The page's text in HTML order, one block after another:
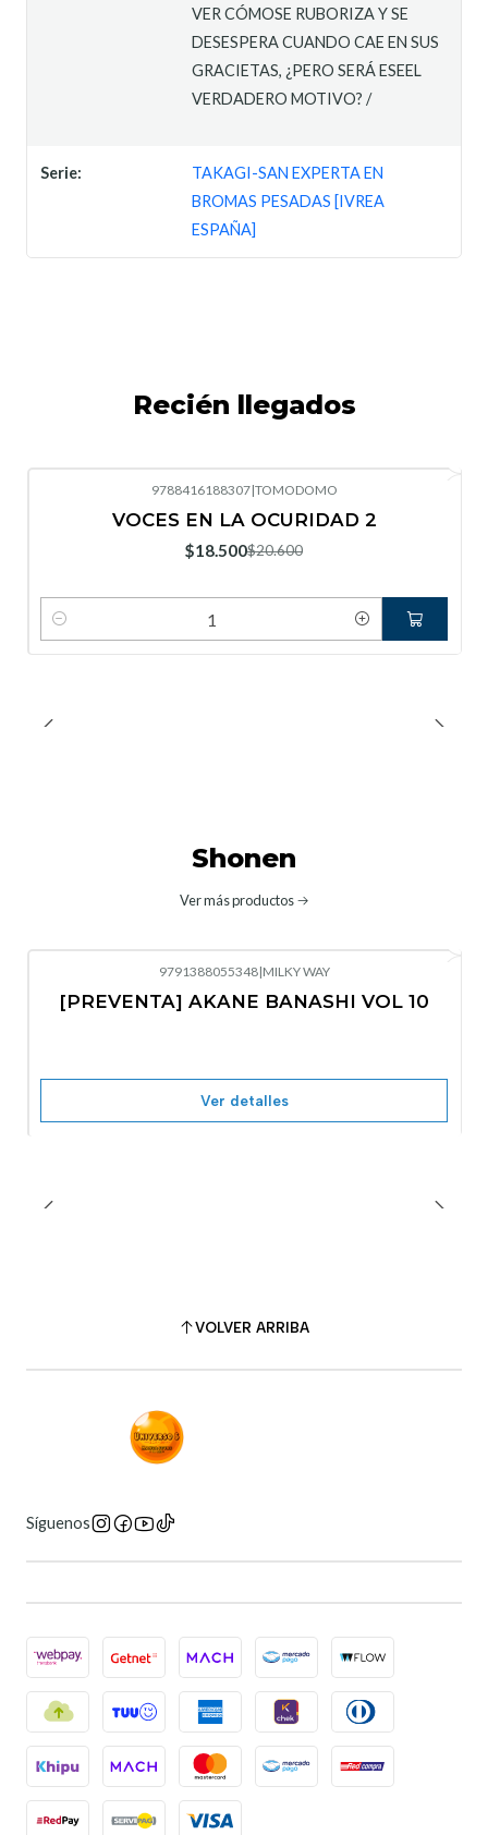
VER CÓMOSE RUBORIZA Y SE
DESESPERA CUANDO CAE EN SUS
GRACIETAS, ¿PERO SERÁ ESEEL
VERDADERO MOTIVO? /
Serie:
TAKAGI-SAN EXPERTA EN
BROMAS PESADAS [IVREA
ESPAÑA]
Recién llegados
9788416188307|TOMODOMO
VOCES EN LA OCURIDAD 2
$18.500$20.600
Cantidad
Shonen
Ver más productos
No disponible
9791388055348|MILKY WAY
[PREVENTA] AKANE BANASHI VOL 10
Ver detalles
VOLVER ARRIBA
Síguenos